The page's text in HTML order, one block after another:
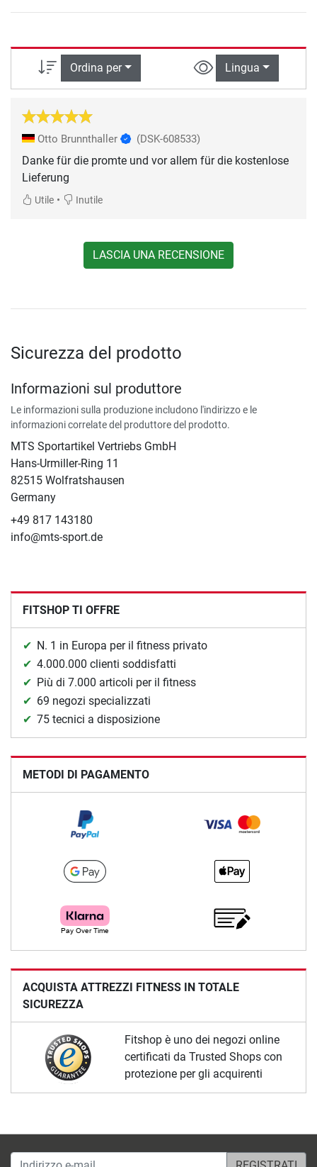
Ordina per Lingua
Otto Brunnthaller (DSK-608533)
Danke für die promte und vor allem für die kostenlose
Lieferung
Utile • Inutile
LASCIA UNA RECENSIONE
Sicurezza del prodotto
Informazioni sul produttore
Le informazioni sulla produzione includono l'indirizzo e le
informazioni correlate del produttore del prodotto.
MTS Sportartikel Vertriebs GmbH
Hans-Urmiller-Ring 11
82515 Wolfratshausen
Germany
+49 817 143180
info@mts-sport.de
FITSHOP TI OFFRE
N. 1 in Europa per il fitness privato
4.000.000 clienti soddisfatti
Più di 7.000 articoli per il fitness
69 negozi specializzati
75 tecnici a disposizione
METODI DI PAGAMENTO
ACQUISTA ATTREZZI FITNESS IN TOTALE
SICUREZZA
Fitshop è uno dei negozi online
certificati da Trusted Shops con
protezione per gli acquirenti
Indirizzo e-mail